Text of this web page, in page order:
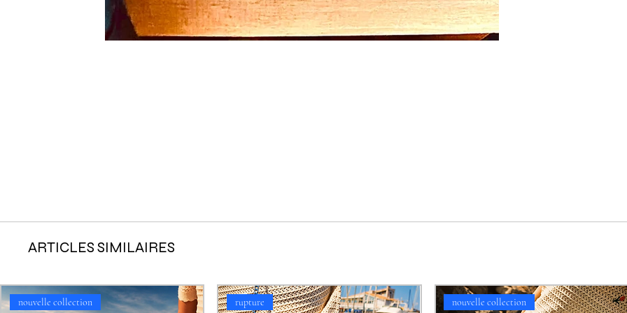
ARTICLES SIMILAIRES
nouvelle collection rupture nouvelle collection